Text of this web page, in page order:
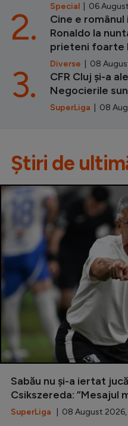
Special | 06
Cine e
Ronaldo la
prieteni foarte
Diverse | 08
2.
CFR Cluj și-a
Negocierile
SuperLiga | 08
3.
Știri de
Sabău nu și-a iertat
Csikszereda: ”Mesajul
SuperLiga | 08 August 2026,